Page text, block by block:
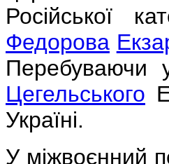
Російської
Федорова
Перебуваючи
Цегельського
Україні.
У міжвоєнний